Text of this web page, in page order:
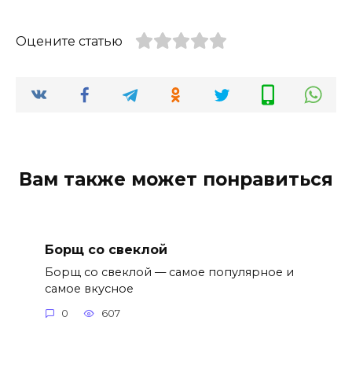
Оцените статью
Вам также может понравиться
Борщ со свеклой
Борщ со свеклой — самое популярное и
самое вкусное
0 607